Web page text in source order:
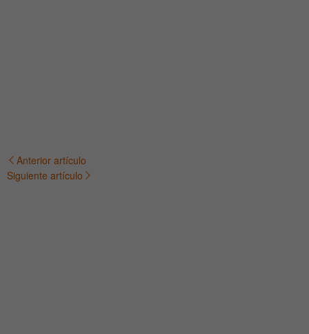
Navegación
Anterior artículo
Siguiente artículo